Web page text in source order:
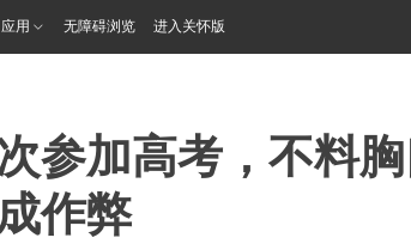
应用 无障碍浏览 进入关怀版
参加高考，不料
作弊